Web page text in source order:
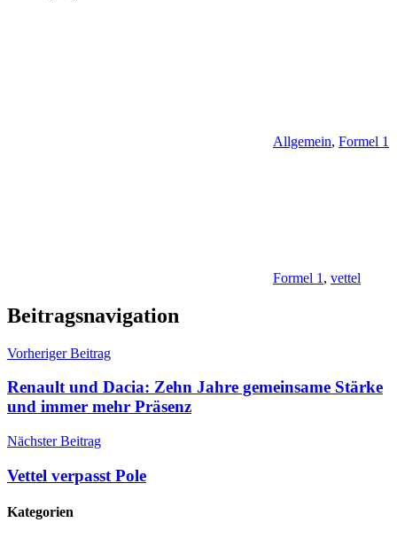
Allgemein, Formel 1
Formel 1 , vettel
Beitragsnavigation
Vorheriger Beitrag
Renault und Dacia: Zehn Jahre gemeinsame Stärke
und immer mehr Präsenz
Nächster Beitrag
Vettel verpasst Pole
Kategorien